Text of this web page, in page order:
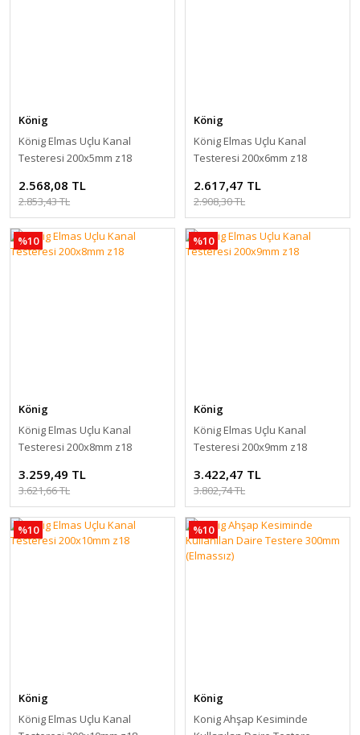
König
König Elmas Uçlu Kanal
Testeresi 200x5mm z18
2.568,08 TL
2.853,43 TL
König
König Elmas Uçlu Kanal
Testeresi 200x6mm z18
2.617,47 TL
2.908,30 TL
%10
König
König Elmas Uçlu Kanal
Testeresi 200x8mm z18
3.259,49 TL
3.621,66 TL
%10
König
König Elmas Uçlu Kanal
Testeresi 200x9mm z18
3.422,47 TL
3.802,74 TL
%10
König
König Elmas Uçlu Kanal
%10
König
Konig Ahşap Kesiminde